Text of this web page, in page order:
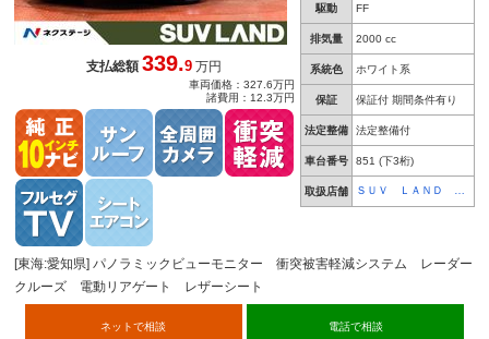
駆動 FF
排気量 2000 cc
系統色 ホワイト系
保証 保証付 期間条件有り
法定整備 法定整備付
車台番号 851 (下3桁)
取扱店舗
ＳＵＶ ＬＡＮＤ 名
支払総額339.9 万円
車両価格：327.6万円
諸費用：12.3万円
[東海:愛知県] パノラミックビューモニター 衝突被害軽減システム レーダー
クルーズ 電動リアゲート レザーシート
ネットで相談 電話で相談